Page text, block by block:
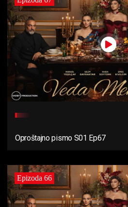
Oproštajno pismo S01 Ep67
Epizoda 66